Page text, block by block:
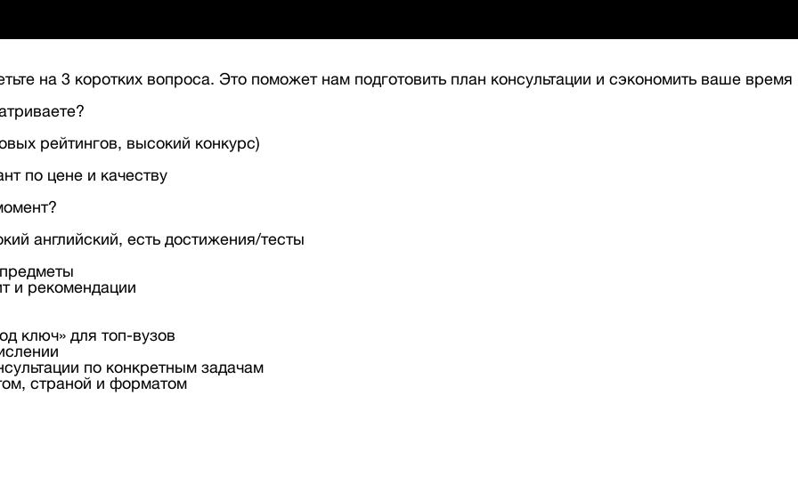
на 3 коротких вопроса. Это поможет нам подготовить план консультации и сэкономить ваше время
рейтингов, высокий конкурс)
по цене и качеству
английский, есть достижения/тесты
и рекомендации
ключ» для топ-вузов
по конкретным задачам
страной и форматом